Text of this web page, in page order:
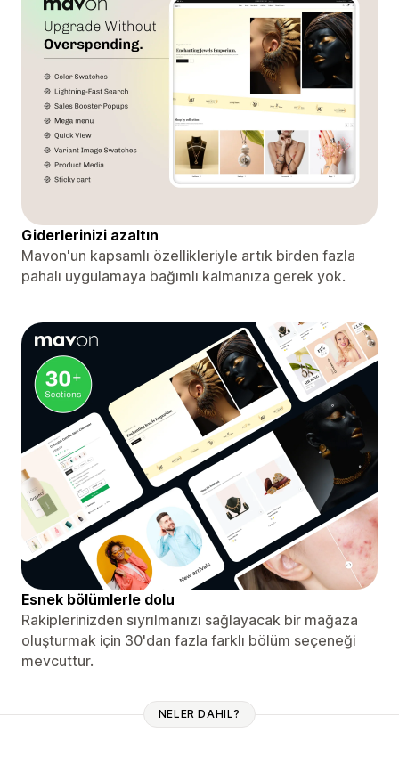
Giderlerinizi azaltın
Mavon'un kapsamlı özellikleriyle artık birden fazla
pahalı uygulamaya bağımlı kalmanıza gerek yok.
Esnek bölümlerle dolu
Rakiplerinizden sıyrılmanızı sağlayacak bir mağaza
oluşturmak için 30'dan fazla farklı bölüm seçeneği
mevcuttur.
NELER DAHIL?